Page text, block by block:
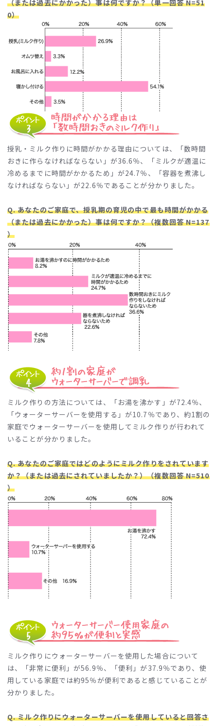
（または過去にかかった）事は何ですか？（単一回答 N=51
0）
授乳・ミルク作りに時間がかかる理由については、「数時間
おきに作らなければならない」が36.6％、「ミルクが適温に
冷めるまでに時間がかかるため」が24.7％、「容器を煮沸し
なければならない」が22.6％であることが分かりました。
Q. あなたのご家庭で、授乳期の育児の中で最も時間がかかる
（または過去にかかった）事は何ですか？（複数回答 N=137
）
ミルク作りの方法については、「お湯を沸かす」が72.4％、
「ウォーターサーバーを使用する」が10.7％であり、約1割の
家庭でウォーターサーバーを使用してミルク作りが行われて
いることが分かりました。
Q. あなたのご家庭ではどのようにミルク作りをされています
か？（または過去にされていましたか？）（複数回答 N=510
）
ミルク作りにウォーターサーバーを使用した場合について
は、「非常に便利」が56.9％、「便利」が37.9％であり、使
用している家庭では約95％が便利であると感じていることが
分かりました。
Q. ミルク作りにウォーターサーバーを使用していると回答さ